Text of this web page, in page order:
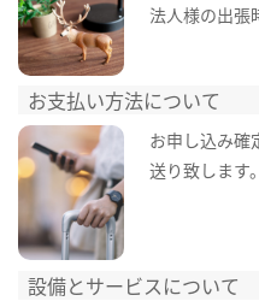
法人様の出張
お支払い方法について
お申し込み確
送り致します。
設備とサービスについて